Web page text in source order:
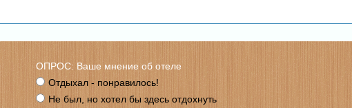
ОПРОС: Ваше мнение об отеле
Отдыхал - понравилось!
Не был, но хотел бы здесь отдохнуть